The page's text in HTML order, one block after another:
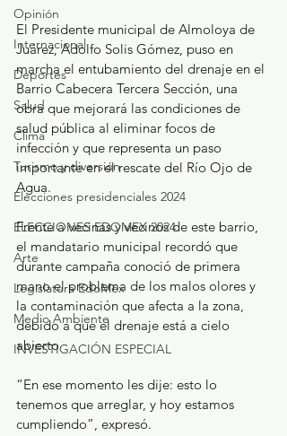
Opinión
Internacional
Deportes
Salud
Clima
Turismo y diversión
Elecciones presidenciales 2024
ELECCIONES EDOMEX 2024
Arte
Legislatura EdoMéx
Medio Ambiente
INVESTIGACIÓN ESPECIAL
El Presidente municipal de Almoloya de
Juárez, Adolfo Solis Gómez, puso en
marcha el entubamiento del drenaje en el
Barrio Cabecera Tercera Sección, una
obra que mejorará las condiciones de
salud pública al eliminar focos de
infección y que representa un paso
importante en el rescate del Río Ojo de
Agua.
Frente a vecinas y vecinos de este barrio,
el mandatario municipal recordó que
durante campaña conoció de primera
mano el problema de los malos olores y
la contaminación que afecta a la zona,
debido a que el drenaje está a cielo
abierto
“En ese momento les dije: esto lo
tenemos que arreglar, y hoy estamos
cumpliendo”, expresó.